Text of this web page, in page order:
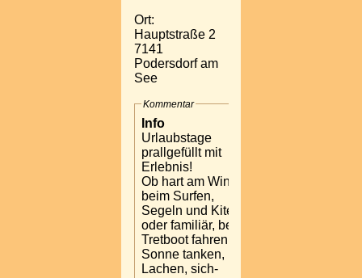
Ort:
Hauptstraße 2
7141
Podersdorf am
See
Kommentar
Info
Urlaubstage
prallgefüllt mit
Erlebnis!
Ob hart am Wind,
beim Surfen,
Segeln und Kiten
oder familiär, beim
Tretboot fahren,
Sonne tanken,
Lachen, sich-